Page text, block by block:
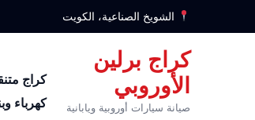
الشويخ الصناعية، الكويت
كراج برلين
الأوروبي
صيانة سيارات أوروبية ويابانية
كراج
كهرباء